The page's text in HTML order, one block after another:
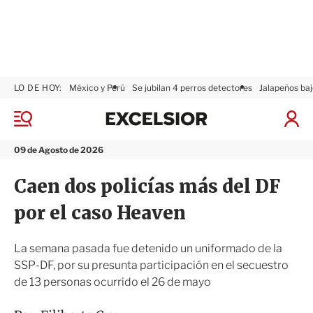
M
n
09 de Agosto de 2026
LO DE HOY: México y Perú Se jubilan 4 perros detectores Jalapeños
I
x
s
i
Caen dos policías más del DF
por el caso Heaven
La semana pasada fue detenido un uniformado de la
SSP-DF, por su presunta participación en el secuestro
de 13 personas ocurrido el 26 de mayo